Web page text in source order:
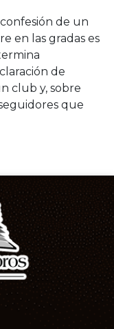
de un
en las gradas es
de
club y, sobre
que